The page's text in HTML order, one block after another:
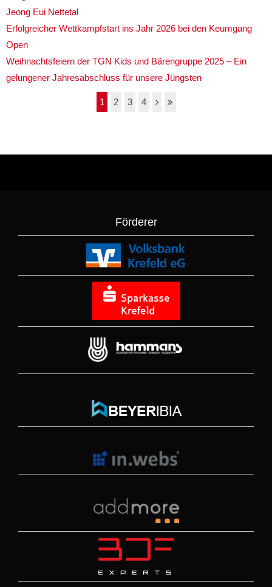
Jeong Eui Nettetal
Erfolgreicher Wettkampfstart ins Jahr 2026 bei den Keumgang
Open
Weihnachtsfeiern der TGN Kids und Bärengruppe 2025 – Ein
gelungener Jahresabschluss für unsere Jüngsten
1 2 3 4
Förderer